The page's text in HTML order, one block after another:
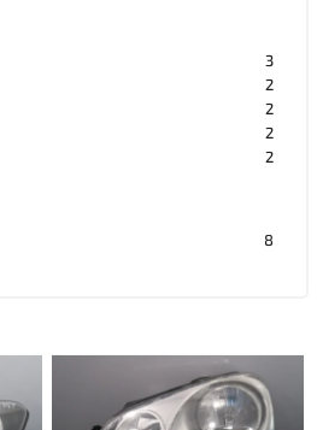
3
2
2
2
2
8